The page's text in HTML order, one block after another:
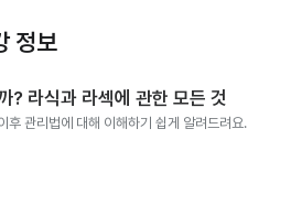
정보
? 라식과 라섹에 관한 모든 것
후 관리법에 대해 이해하기 쉽게 알려드려요.